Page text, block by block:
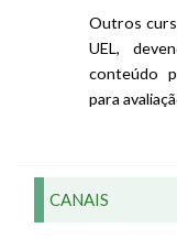
Outros
UEL,
conteúdo
para
CANAIS